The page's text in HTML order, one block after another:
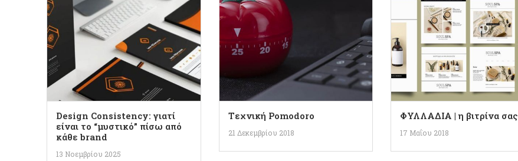
Design Consistency: γιατί
είναι το “μυστικό” πίσω από
κάθε brand
13 Νοεμβρίου 2025
Tεχνική Pomodoro
21 Δεκεμβρίου 2018
ΦΥΛΛΑΔΙΑ | η βιτρίνα σας
17 Μαΐου 2018